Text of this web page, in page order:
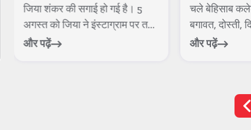
चले बेहिसाब कलेश, तीखी बहसों,
बगावत, दोस्ती, दिल टूटने के लम्...
और पढ़ें
नोरा फतेही की
सुर्खियों में रहती
और पढ़ें